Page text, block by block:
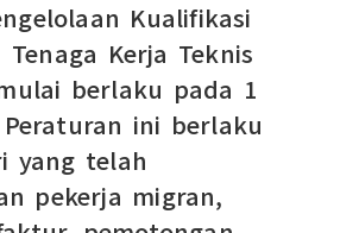
Kualifikasi
Kerja Teknis
berlaku pada 1
ini berlaku
yang telah
pekerja migran,